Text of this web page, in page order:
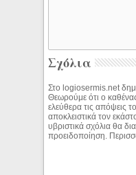
Σχόλια
Στο logiosermis.net
Θεωρούμε ότι ο
ελεύθερα τις απόψεις
αποκλειστικά τον
υβριστικά σχόλια θα
προειδοποίηση.